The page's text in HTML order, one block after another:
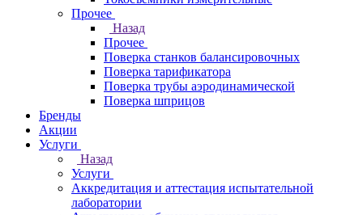
Прочее
Назад
Прочее
Поверка станков балансировочных
Поверка тарификатора
Поверка трубы аэродинамической
Поверка шприцов
Бренды
Акции
Услуги
Назад
Услуги
Аккредитация и аттестация испытательной
лаборатории